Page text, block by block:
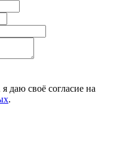
даю своё согласие на
.